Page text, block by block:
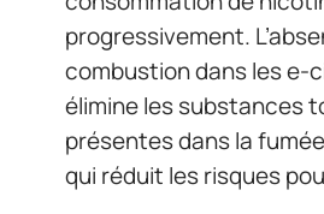
progressivement.
combustion dans les e-
élimine les substances
présentes dans la
qui réduit les risques